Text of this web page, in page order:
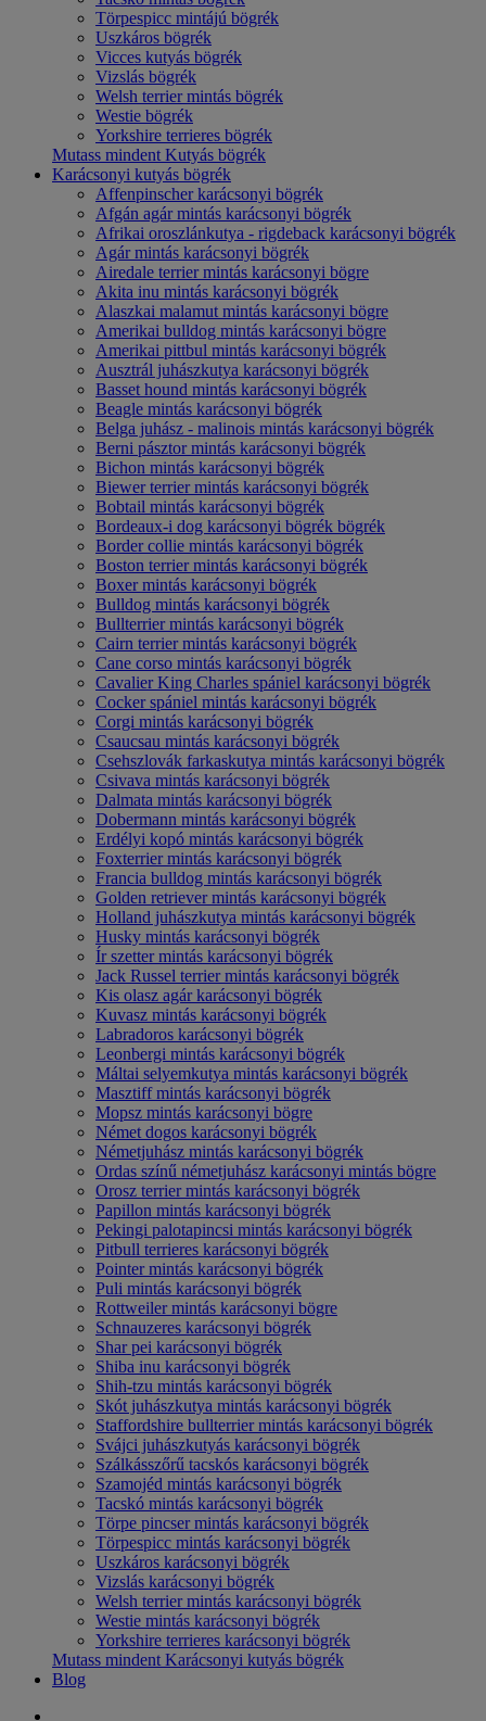
Törpespicc mintájú bögrék
Uszkáros bögrék
Vicces kutyás bögrék
Vizslás bögrék
Welsh terrier mintás bögrék
Westie bögrék
Yorkshire terrieres bögrék
Mutass mindent Kutyás bögrék
Karácsonyi kutyás bögrék
Affenpinscher karácsonyi bögrék
Afgán agár mintás karácsonyi bögrék
Afrikai oroszlánkutya - rigdeback karácsonyi bögrék
Agár mintás karácsonyi bögrék
Airedale terrier mintás karácsonyi bögre
Akita inu mintás karácsonyi bögrék
Alaszkai malamut mintás karácsonyi bögre
Amerikai bulldog mintás karácsonyi bögre
Amerikai pittbul mintás karácsonyi bögrék
Ausztrál juhászkutya karácsonyi bögrék
Basset hound mintás karácsonyi bögrék
Beagle mintás karácsonyi bögrék
Belga juhász - malinois mintás karácsonyi bögrék
Berni pásztor mintás karácsonyi bögrék
Bichon mintás karácsonyi bögrék
Biewer terrier mintás karácsonyi bögrék
Bobtail mintás karácsonyi bögrék
Bordeaux-i dog karácsonyi bögrék bögrék
Border collie mintás karácsonyi bögrék
Boston terrier mintás karácsonyi bögrék
Boxer mintás karácsonyi bögrék
Bulldog mintás karácsonyi bögrék
Bullterrier mintás karácsonyi bögrék
Cairn terrier mintás karácsonyi bögrék
Cane corso mintás karácsonyi bögrék
Cavalier King Charles spániel karácsonyi bögrék
Cocker spániel mintás karácsonyi bögrék
Corgi mintás karácsonyi bögrék
Csaucsau mintás karácsonyi bögrék
Csehszlovák farkaskutya mintás karácsonyi bögrék
Csivava mintás karácsonyi bögrék
Dalmata mintás karácsonyi bögrék
Dobermann mintás karácsonyi bögrék
Erdélyi kopó mintás karácsonyi bögrék
Foxterrier mintás karácsonyi bögrék
Francia bulldog mintás karácsonyi bögrék
Golden retriever mintás karácsonyi bögrék
Holland juhászkutya mintás karácsonyi bögrék
Husky mintás karácsonyi bögrék
Ír szetter mintás karácsonyi bögrék
Jack Russel terrier mintás karácsonyi bögrék
Kis olasz agár karácsonyi bögrék
Kuvasz mintás karácsonyi bögrék
Labradoros karácsonyi bögrék
Leonbergi mintás karácsonyi bögrék
Máltai selyemkutya mintás karácsonyi bögrék
Masztiff mintás karácsonyi bögrék
Mopsz mintás karácsonyi bögre
Német dogos karácsonyi bögrék
Németjuhász mintás karácsonyi bögrék
Ordas színű németjuhász karácsonyi mintás bögre
Orosz terrier mintás karácsonyi bögrék
Papillon mintás karácsonyi bögrék
Pekingi palotapincsi mintás karácsonyi bögrék
Pitbull terrieres karácsonyi bögrék
Pointer mintás karácsonyi bögrék
Puli mintás karácsonyi bögrék
Rottweiler mintás karácsonyi bögre
Schnauzeres karácsonyi bögrék
Shar pei karácsonyi bögrék
Shiba inu karácsonyi bögrék
Shih-tzu mintás karácsonyi bögrék
Skót juhászkutya mintás karácsonyi bögrék
Staffordshire bullterrier mintás karácsonyi bögrék
Svájci juhászkutyás karácsonyi bögrék
Szálkásszőrű tacskós karácsonyi bögrék
Szamojéd mintás karácsonyi bögrék
Tacskó mintás karácsonyi bögrék
Törpe pincser mintás karácsonyi bögrék
Törpespicc mintás karácsonyi bögrék
Uszkáros karácsonyi bögrék
Vizslás karácsonyi bögrék
Welsh terrier mintás karácsonyi bögrék
Westie mintás karácsonyi bögrék
Yorkshire terrieres karácsonyi bögrék
Mutass mindent Karácsonyi kutyás bögrék
Blog